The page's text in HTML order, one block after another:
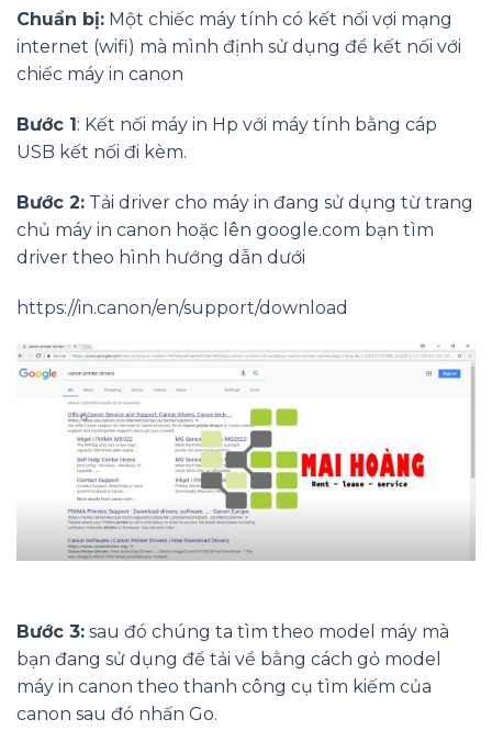
Chuẩn bị: Một chiếc máy tính có kết nối vợi mạng
internet (wifi) mà mình định sử dụng để kết nối với
chiếc máy in canon
Bước 1: Kết nối máy in Hp với máy tính bằng cáp
USB kết nối đi kèm.
Bước 2: Tải driver cho máy in đang sử dụng từ trang
chủ máy in canon hoặc lên google.com bạn tìm
driver theo hình hướng dẫn dưới
https://in.canon/en/support/download
Bước 3: sau đó chúng ta tìm theo model máy mà
bạn đang sử dụng để tải về bằng cách gỏ model
máy in canon theo thanh công cụ tìm kiếm của
canon sau đó nhấn Go.